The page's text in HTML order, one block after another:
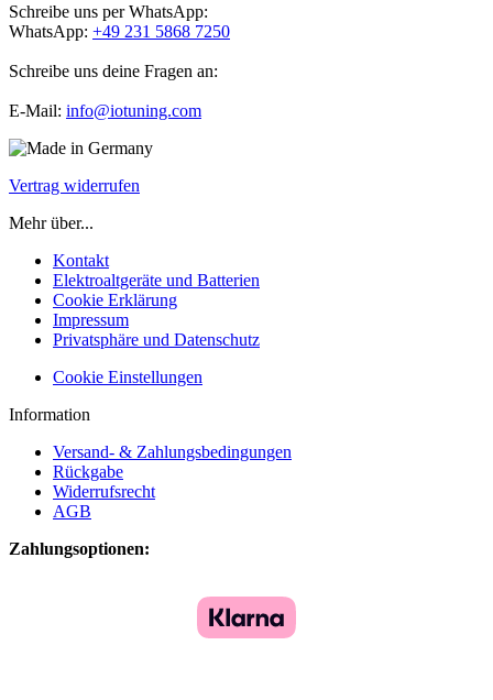
Schreibe uns per WhatsApp:
WhatsApp: +49 231 5868 7250
Schreibe uns deine Fragen an:
E-Mail: info@iotuning.com
Vertrag widerrufen
Mehr über...
Kontakt
Elektroaltgeräte und Batterien
Cookie Erklärung
Impressum
Privatsphäre und Datenschutz
Cookie Einstellungen
Information
Versand- & Zahlungsbedingungen
Rückgabe
Widerrufsrecht
AGB
Zahlungsoptionen: